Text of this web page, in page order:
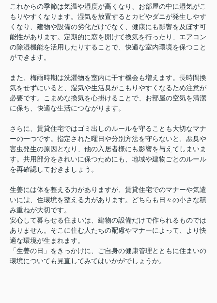
これからの季節は気温や湿度が高くなり、お部屋の中に湿気がこ
もりやすくなります。湿気を放置するとカビやダニが発生しやす
くなり、建物や設備の劣化だけでなく、健康にも影響を及ぼす可
能性があります。定期的に窓を開けて換気を行ったり、エアコン
の除湿機能を活用したりすることで、快適な室内環境を保つこと
ができます。
また、梅雨時期は洗濯物を室内に干す機会も増えます。長時間換
気をせずにいると、湿気や生活臭がこもりやすくなるため注意が
必要です。こまめな換気を心掛けることで、お部屋の空気を清潔
に保ち、快適な生活につながります。
さらに、賃貸住宅ではゴミ出しのルールを守ることも大切なマナ
ーの一つです。指定された曜日や分別方法を守らないと、悪臭や
害虫発生の原因となり、他の入居者様にも影響を与えてしまいま
す。共用部分をきれいに保つためにも、地域や建物ごとのルール
を再確認しておきましょう。
生姜には体を整える力がありますが、賃貸住宅でのマナーや気遣
いには、住環境を整える力があります。どちらも日々の小さな積
み重ねが大切です。
安心して暮らせる住まいは、建物の設備だけで作られるものでは
ありません。そこに住む人たちの配慮やマナーによって、より快
適な環境が生まれます。
「生姜の日」をきっかけに、ご自身の健康管理とともに住まいの
環境についても見直してみてはいかがでしょうか。